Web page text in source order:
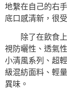
地繫在自己的右
底口感清新，很
除了在飲食
視防曬性、透氣
小清風系列、超
級混紡面料、輕
異味。